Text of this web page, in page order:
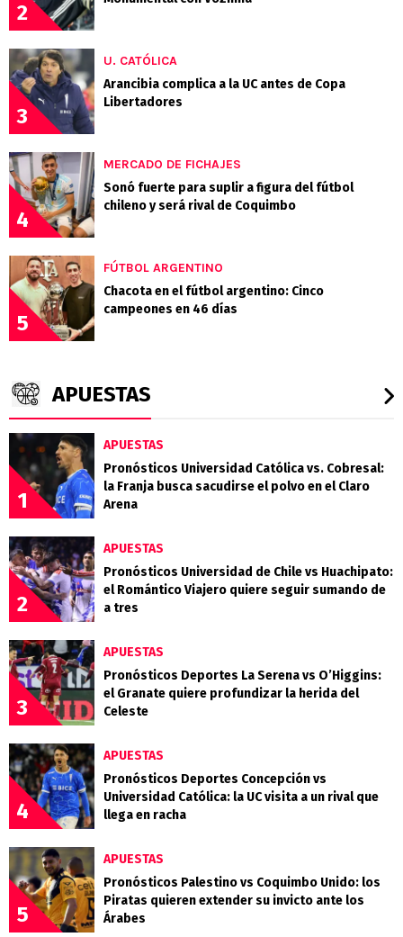
2
3
U. CATÓLICA
Arancibia complica a la UC antes de Copa
Libertadores
4
MERCADO DE FICHAJES
Sonó fuerte para suplir a figura del fútbol
chileno y será rival de Coquimbo
5
FÚTBOL ARGENTINO
Chacota en el fútbol argentino: Cinco
campeones en 46 días
APUESTAS
1
APUESTAS
Pronósticos Universidad Católica vs. Cobresal:
la Franja busca sacudirse el polvo en el Claro
Arena
2
APUESTAS
Pronósticos Universidad de Chile vs Huachipato:
el Romántico Viajero quiere seguir sumando de
a tres
3
APUESTAS
Pronósticos Deportes La Serena vs O’Higgins:
el Granate quiere profundizar la herida del
Celeste
4
APUESTAS
Pronósticos Deportes Concepción vs
Universidad Católica: la UC visita a un rival que
llega en racha
5
APUESTAS
Pronósticos Palestino vs Coquimbo Unido: los
Piratas quieren extender su invicto ante los
Árabes